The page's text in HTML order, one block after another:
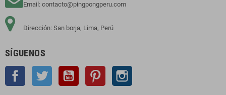
Email: contacto@pingpongperu.com
Dirección: San borja, Lima, Perú
SÍGUENOS
Facebook Twitter YouTube Pinterest